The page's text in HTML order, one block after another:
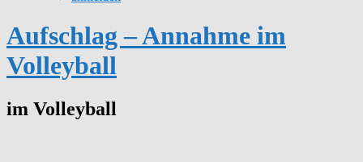
Aufschlag – Annahme im
Volleyball
im Volleyball